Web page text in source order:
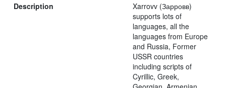
Description
Xarrovv (Зарровв)
supports lots of
languages, all the
languages from Europe
and Russia, Former
USSR countries
including scripts of
Cyrillic, Greek,